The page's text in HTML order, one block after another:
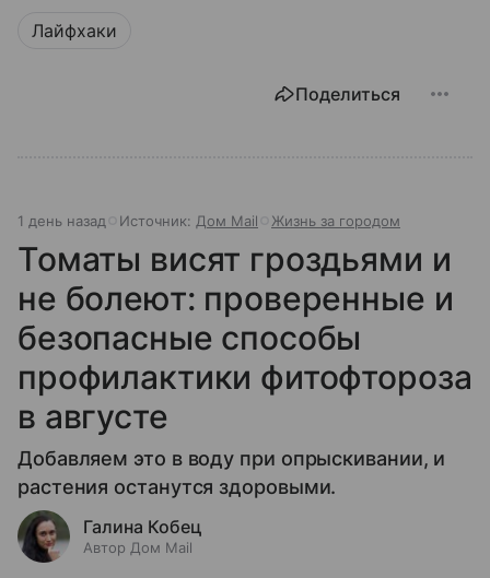
Лайфхаки
Поделиться
1 день назад Источник: Дом Mail Жизнь за городом
Томаты висят гроздьями и
не болеют: проверенные и
безопасные способы
профилактики фитофтороза
в августе
Добавляем это в воду при опрыскивании, и
растения останутся здоровыми.
Галина Кобец
Автор Дом Mail